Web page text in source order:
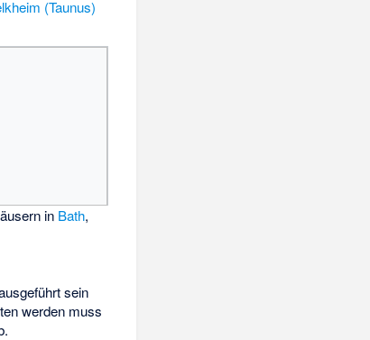
(Taunus)
in Bath,
sein
werden muss